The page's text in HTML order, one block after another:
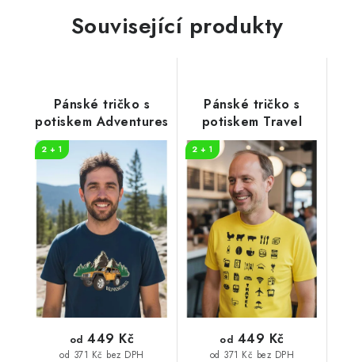
Související produkty
Pánské tričko s
potiskem Adventures
2 + 1
od 371 Kč bez DPH
od 449 Kč
Pánské tričko s
potiskem Travel
2 + 1
od 371 Kč bez DPH
od 449 Kč